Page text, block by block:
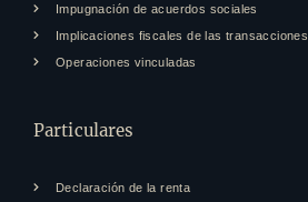
Impugnación de acuerdos sociales
Implicaciones fiscales de las transacciones
Operaciones vinculadas
Particulares
Declaración de la renta